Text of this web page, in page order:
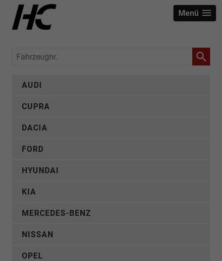
Menü
Fahrzeugnr.
AUDI
CUPRA
DACIA
FORD
HYUNDAI
KIA
MERCEDES-BENZ
NISSAN
OPEL